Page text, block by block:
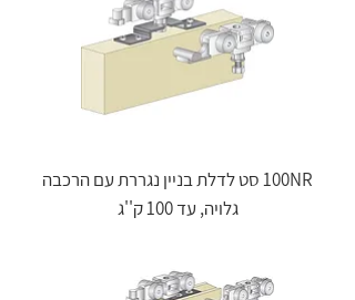
100NR סט לדלת בניין נגררת עם הרכבה
גלויה, עד 100 ק''ג